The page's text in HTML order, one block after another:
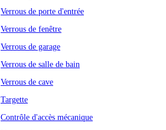
Verrous de porte d'entrée
Verrous de fenêtre
Verrous de garage
Verrous de salle de bain
Verrous de cave
Targette
Contrôle d'accès mécanique